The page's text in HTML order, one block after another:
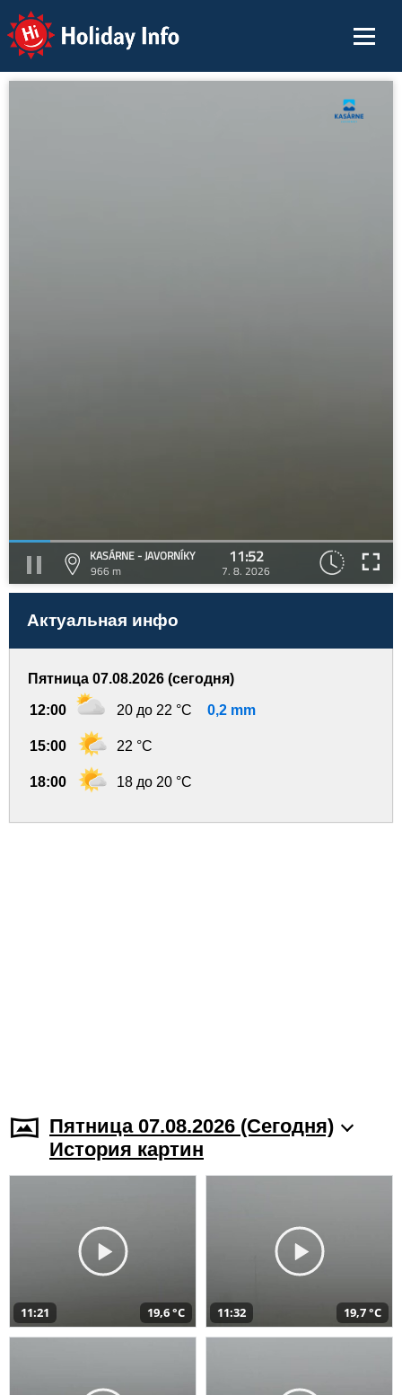
Holiday Info
KASÁRNE - JAVORNÍKY
966 m
11:52
7. 8. 2026
Актуальная инфо
Пятница 07.08.2026 (сегодня)
12:00 20 до 22 °C 0,2 mm
15:00 22 °C
18:00 18 до 20 °C
Пятница 07.08.2026 (Cегодня)
История картин
11:21 19,6 °C 11:32 19,7 °C